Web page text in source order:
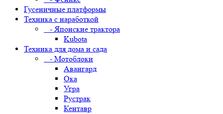
Гусеничные платформы
Техника с наработкой
- Японские трактора
Kubota
Техника для дома и сада
- Мотоблоки
Авангард
Ока
Угра
Рустрак
Кентавр